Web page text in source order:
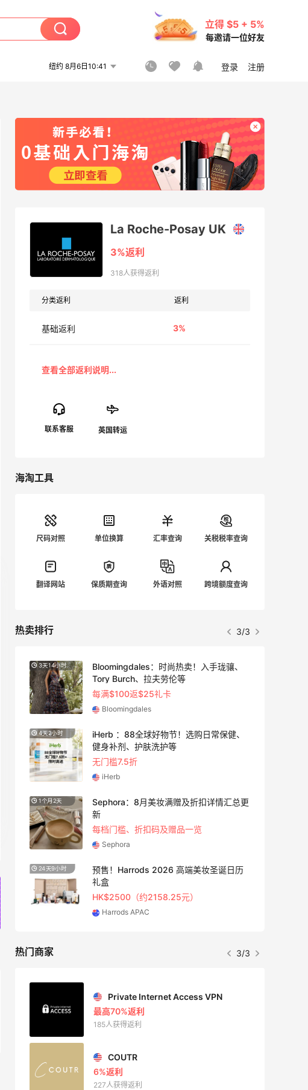
立得 $5 + 5%
每邀请一位好友
纽约 8月6日10:41 登录 注册
La Roche-Posay UK
3%返利
318人获得返利
分类返利 返利
基础返利 3%
海淘工具
尺码对照 单位换算 汇率查询 关税税率查询
翻译网站 保质期查询 外语对照 跨境额度查询
热卖排行 1/3
4天2小时
adidas HK：精选正价产品促销！入球
衣、金属银跆拳道鞋等
2件8折 叠加满HK$1800-100
adidas HK
10天2小时
Eraldo：折扣区服饰鞋包清仓 选购巴黎世
家、Toteme、西太后等
低至5折
Eraldo
3天2小时
Diesel Europe：折扣区上新热卖！入手包
袋、服饰、鞋履等
低至5折
Diesel Europe
14小时
Maje US：限时闪促！入手明星同款服饰
精选低至2折
热门商家 1/3
Mac Duggal
最高2%返利
6009人成功下单
Biōkreativ
30%返利
53人获得返利